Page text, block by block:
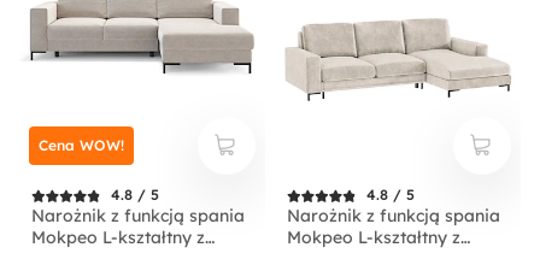
4.8 / 5
Narożnik z funkcją spania
Mokpeo L-kształtny z
Cena WOW!
4.8 / 5
Narożnik z funkcją spania
Mokpeo L-kształtny z